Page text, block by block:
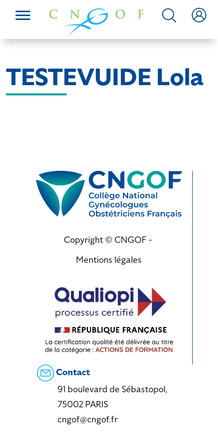
TESTEVUIDE Lola
Copyright © CNGOF -
Mentions légales
Contact
91 boulevard de Sébastopol,
75002 PARIS
cngof@cngof.fr